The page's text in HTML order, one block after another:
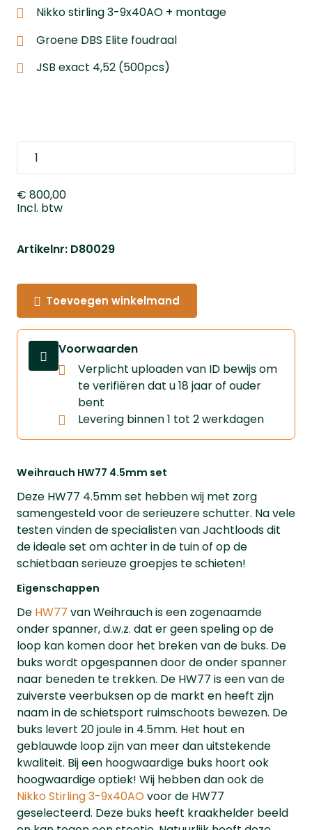
Weihrauch HW77 4.5mm set
Deze HW77 4.5mm set hebben wij met zorg
samengesteld voor de serieuzere schutter. Na vele
testen vinden de specialisten van Jachtloods dit
de ideale set om achter in de tuin of op de
schietbaan serieuze groepjes te schieten!
Eigenschappen
De HW77 van Weihrauch is een zogenaamde
onder spanner, d.w.z. dat er geen speling op de
loop kan komen door het breken van de buks. De
buks wordt opgespannen door de onder spanner
naar beneden te trekken. De HW77 is een van de
zuiverste veerbuksen op de markt en heeft zijn
naam in de schietsport ruimschoots bewezen. De
buks levert 20 joule in 4.5mm. Het hout en
geblauwde loop zijn van meer dan uitstekende
kwaliteit. Bij een hoogwaardige buks hoort ook
hoogwaardige optiek! Wij hebben dan ook de
Nikko Stirling 3-9x40AOvoor de HW77
geselecteerd. Deze buks heeft kraakhelder beeld
Nikko stirling 3-9x40AO + montage
Groene DBS Elite foudraal
JSB exact 4,52 (500pcs)
€ 800,00
Incl. btw
Artikelnr: D80029
Toevoegen winkelmand
Voorwaarden
Verplicht uploaden van ID bewijs om
te verifiëren dat u 18 jaar of ouder
bent
Levering binnen 1 tot 2 werkdagen